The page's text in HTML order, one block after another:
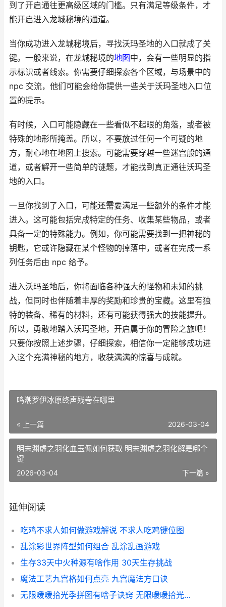
到了开启通往更高级区域的门槛。只有满足等级条件，才
能开启进入龙城秘境的通道。
当你成功进入龙城秘境后，寻找沃玛圣地的入口就成了关
键。一般来说，在龙城秘境的地图中，会有一些明显的指
示标识或者线索。你需要仔细探索各个区域，与场景中的
npc 交流，他们可能会给你提供一些关于沃玛圣地入口位
置的提示。
有时候，入口可能隐藏在一些看似不起眼的角落，或者被
特殊的地形所掩盖。所以，不要放过任何一个可疑的地
方，耐心地在地图上搜索。可能需要穿越一些迷宫般的通
道，或者解开一些简单的谜题，才能找到真正通往沃玛圣
地的入口。
一旦你找到了入口，可能还需要满足一些额外的条件才能
进入。这可能包括完成特定的任务、收集某些物品，或者
具备一定的特殊能力。例如，你可能需要找到一把神秘的
钥匙，它或许隐藏在某个怪物的掉落中，或者在完成一系
列任务后由 npc 给予。
进入沃玛圣地后，你将面临各种强大的怪物和未知的挑
战，但同时也伴随着丰厚的奖励和珍贵的宝藏。这里有独
特的装备、稀有的材料，还有可能获得强大的技能提升。
所以，勇敢地踏入沃玛圣地，开启属于你的冒险之旅吧！
只要你按照上述步骤，仔细探索，相信你一定能够成功进
入这个充满神秘的地方，收获满满的惊喜与成就。
鸣潮罗伊冰原终声残卷在哪里
« 上一篇 2026-03-04
明末渊虚之羽化血玉佩如何获取 明末渊虚之羽化解是哪个
键
下一篇 »
2026-03-04
延伸阅读
吃鸡不求人如何做游戏解说 不求人吃鸡键位图
乱涂彩世界阵型如何组合 乱涂乱画游戏
生存33天中火种源有啥作用 30天生存挑战
魔法工艺九宫格如何点亮 九宫魔法方口诀
无限暖暖拾光季拼图有啥子诀窍 无限暖暖拾光季活动